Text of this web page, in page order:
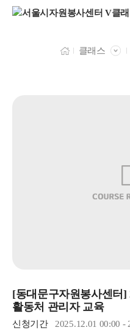
클래스
[동대문구자원봉사센터]
활동처 관리자 교육
신청기간
2025.12.01 00:00 -